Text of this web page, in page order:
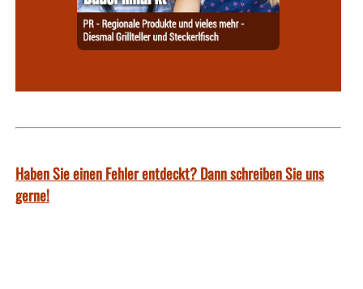
Haben Sie einen Fehler entdeckt? Dann schreiben Sie uns
gerne!